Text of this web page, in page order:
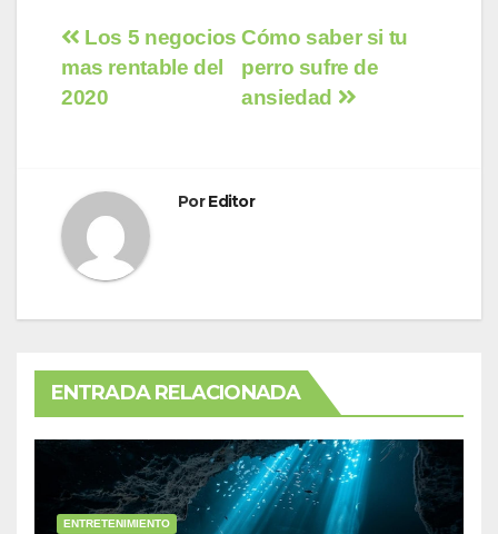
Navegación
de
Cómo saber si tu
perro sufre de
ansiedad
Los 5 negocios
mas rentable del
2020
PorEditor
ENTRADA RELACIONADA
ENTRETENIMIENTO